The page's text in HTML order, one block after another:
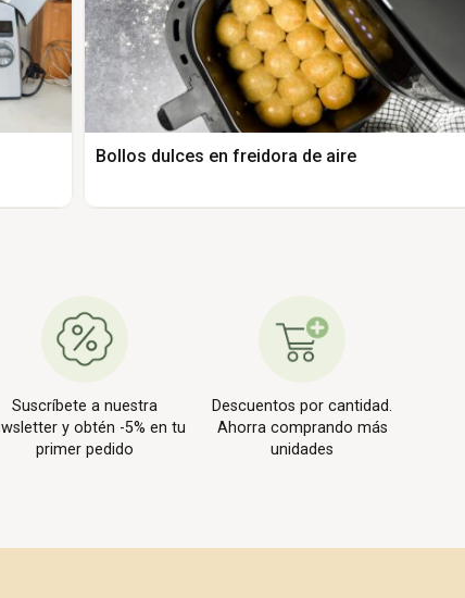
Bollos dulces en freidora de aire
Suscríbete a nuestra
y obtén -5% en tu
primer pedido
Descuentos por cantidad.
Ahorra comprando más
unidades